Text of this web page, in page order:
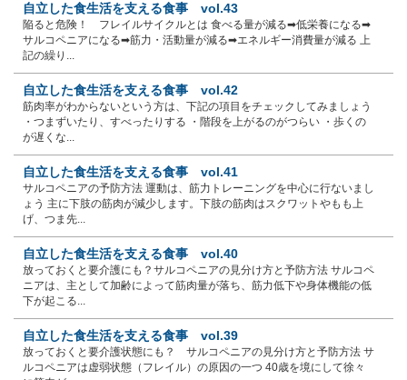
自立した食生活を支える食事 vol.43
陥ると危険！ フレイルサイクルとは 食べる量が減る➡低栄養になる➡
サルコペニアになる➡筋力・活動量が減る➡エネルギー消費量が減る 上
記の繰り...
自立した食生活を支える食事 vol.42
筋肉率がわからないという方は、下記の項目をチェックしてみましょう
・つまずいたり、すべったりする ・階段を上がるのがつらい ・歩くの
が遅くな...
自立した食生活を支える食事 vol.41
サルコペニアの予防方法 運動は、筋力トレーニングを中心に行ないまし
ょう 主に下肢の筋肉が減少します。下肢の筋肉はスクワットやもも上
げ、つま先...
自立した食生活を支える食事 vol.40
放っておくと要介護にも？サルコペニアの見分け方と予防方法 サルコペ
ニアは、主として加齢によって筋肉量が落ち、筋力低下や身体機能の低
下が起こる...
自立した食生活を支える食事 vol.39
放っておくと要介護状態にも？ サルコペニアの見分け方と予防方法 サ
ルコペニアは虚弱状態（フレイル）の原因の一つ 40歳を境にして徐々